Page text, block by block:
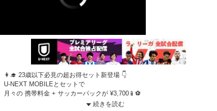
👩‍🎓 23歳以下必見の超お得セット新登場 👇
U-NEXT MOBILEとセットで
月々の 携帯料金 + サッカーパックが ¥3,700📱⚽️
お得に世界最高峰のサッカーを楽しもう！
続きを読む